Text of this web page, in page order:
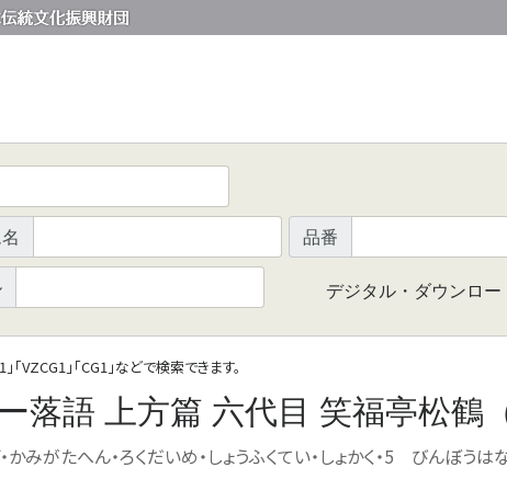
品番
デジタル・ダウンロ
「VZCG1」「CG1」などで検索できます。
落語 上方篇 六代目 笑福亭松鶴
かみがたへん・ろくだいめ・しょうふくてい・しょかく・5 びんぼうは